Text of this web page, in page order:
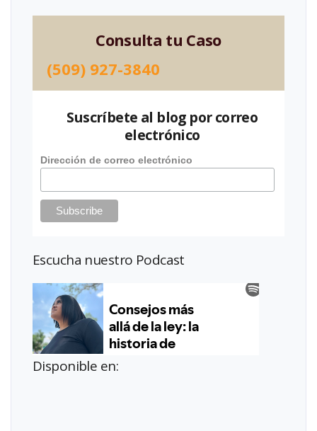
Consulta tu Caso
(509) 927-3840
Suscríbete al blog por correo
electrónico
Dirección de correo electrónico
Escucha nuestro Podcast
Disponible en: